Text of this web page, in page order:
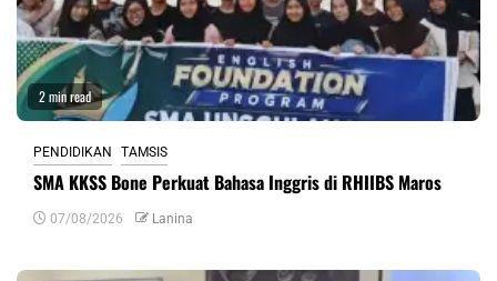
2 min read
PENDIDIKAN TAMSIS
SMA KKSS Bone Perkuat Bahasa Inggris di RHIIBS Maros
07/08/2026 Lanina